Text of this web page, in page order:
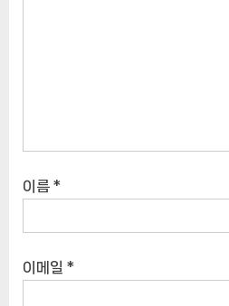
이름 *
이메일 *